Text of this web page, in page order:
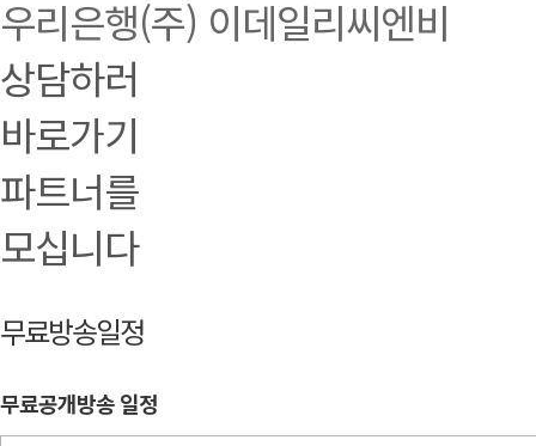
우리은행(주) 이데일리씨엔비
상담하러
바로가기
파트너를
모십니다
무료방송일정
무료공개방송 일정